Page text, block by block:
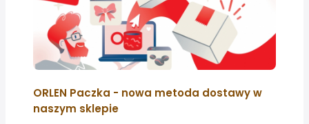
ORLEN Paczka - nowa metoda dostawy w
naszym sklepie